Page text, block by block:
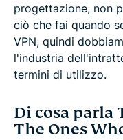
progettazione, non
ciò che fai quando
VPN, quindi
l'industria
termini di utilizzo.
Di cosa parla
The Ones